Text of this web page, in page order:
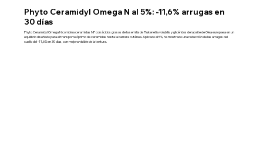
Phyto Ceramidyl Omega N al 5%: -11,6% arrugas en
30 días
Phyto Ceramidyl Omega N combina ceramidas NP con ácidos grasos de la semilla de Plukenetia volubilis y glicéridos del aceite de Olea europaea en un
equilibrio diseñado para el transporte óptimo de ceramidas hasta la barrera cutánea. Aplicado al 5%, ha mostrado una reducción de las arrugas del
cuello del -11,6% en 30 días, con mejora visible de la textura.